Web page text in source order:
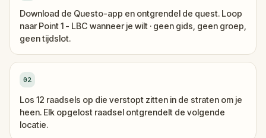
Download de Questo-app en ontgrendel de quest. Loop
naar Point 1 - LBC wanneer je wilt · geen gids, geen groep,
geen tijdslot.
02
Los 12 raadsels op die verstopt zitten in de straten om je
heen. Elk opgelost raadsel ontgrendelt de volgende
locatie.